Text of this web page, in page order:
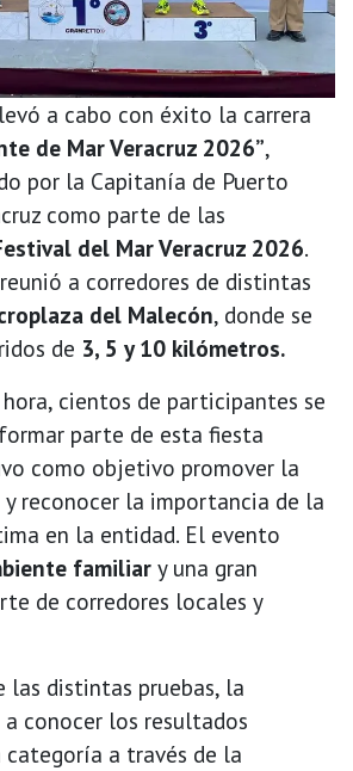
a cabo con éxito la carrera
de Mar Veracruz 2026”,
por la Capitanía de Puerto
como parte de las
del Mar Veracruz 2026.
a corredores de distintas
del Malecón, donde se
de 3, 5 y 10 kilómetros.
cientos de participantes se
parte de esta fiesta
como objetivo promover la
reconocer la importancia de la
en la entidad. El evento
familiary una gran
de corredores locales y
las distintas pruebas, la
conocer los resultados
categoría a través de la